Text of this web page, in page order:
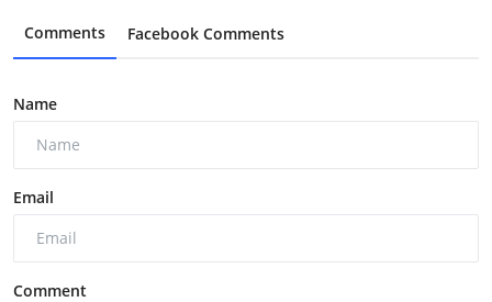
Comments Facebook Comments
Name
Email
Comment